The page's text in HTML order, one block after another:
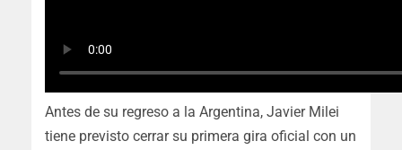
Antes de su regreso a la Argentina, Javier Milei
tiene previsto cerrar su primera gira oficial con un